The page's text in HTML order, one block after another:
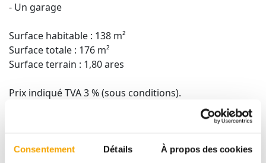
Consentement Détails À propos des cookies
- Un garage
Surface habitable : 138 m²
Surface totale : 176 m²
Surface terrain : 1,80 ares
Prix indiqué TVA 3 % (sous conditions).
Pour plus d'informations ou obtenir les plans de cette
maison, contactez :